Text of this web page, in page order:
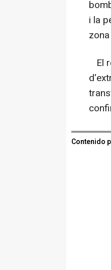
i la
El
Contenido